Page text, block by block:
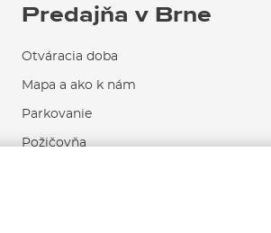
Predajňa v Brne
Otváracia doba
Mapa a ako k nám
Parkovanie
Požičovňa